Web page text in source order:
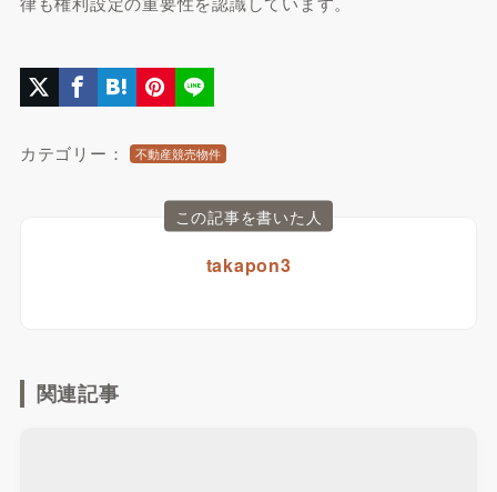
カテゴリー： 不動産競売物件
この記事を書いた人
takapon3
関連記事